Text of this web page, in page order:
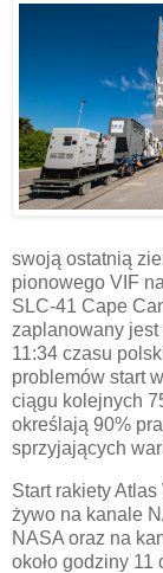
swoją ostatnią
pionowego VIF
SLC-41 Cape
zaplanowany
11:34 czasu
problemów start
ciągu kolejnych
określają 90%
sprzyjających
Start rakiety
żywo na kanale
NASA oraz na
około godziny